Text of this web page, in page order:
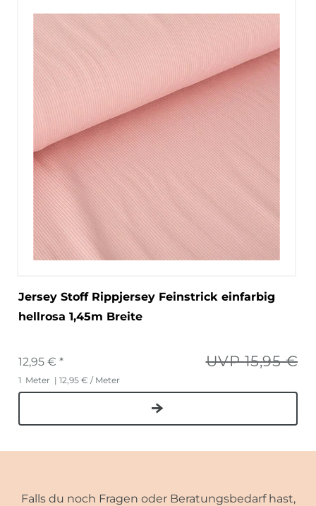
Jersey Stoff Rippjersey Feinstrick einfarbig
hellrosa 1,45m Breite
UVP 15,95 €
12,95 € *
1 Meter | 12,95 € / Meter
Falls du noch Fragen oder Beratungsbedarf hast,